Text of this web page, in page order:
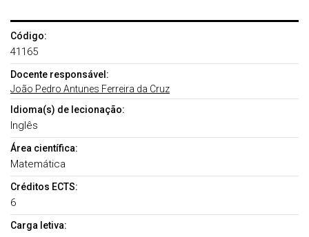
Código:
41165
Docente responsável:
João Pedro Antunes Ferreira da Cruz
Idioma(s) de lecionação:
Inglês
Área científica:
Matemática
Créditos ECTS:
6
Carga letiva: